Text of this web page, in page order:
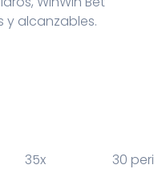
y alcanzables.
35x 30